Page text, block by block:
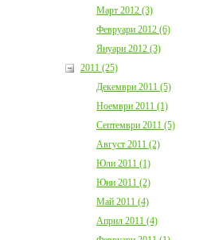
Март 2012 (3)
Февруари 2012 (6)
Януари 2012 (3)
2011 (25)
Декември 2011 (5)
Ноември 2011 (1)
Септември 2011 (5)
Август 2011 (2)
Юли 2011 (1)
Юни 2011 (2)
Май 2011 (4)
Април 2011 (4)